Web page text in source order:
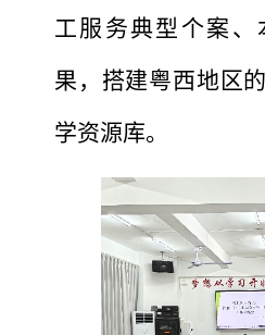
工服务典型个案、
果，搭建粤西地区
学资源库。